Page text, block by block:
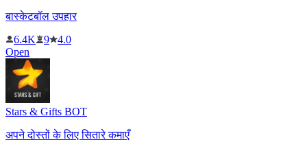
बास्केटबॉल उपहार
6.4K
9
4.0
Open
Stars & Gifts BOT
अपने दोस्तों के लिए सितारे कमाएँ